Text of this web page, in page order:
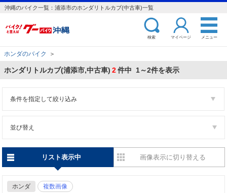
沖縄のバイク一覧：浦添市のホンダリトルカブ(中古車)一覧
検索 マイページ メニュー
ホンダのバイク ＞
ホンダリトルカブ(浦添市,中古車) 2件中 1～2件を表示
条件を指定して絞り込み
並び替え
リスト表示中 画像表示に切り替える
ホンダ 複数画像